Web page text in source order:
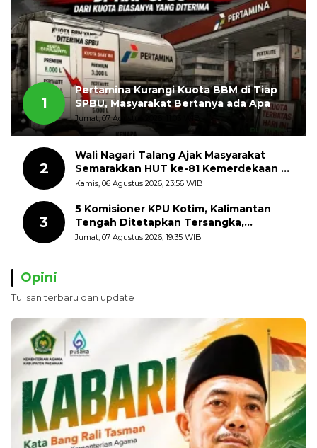
1
Pertamina Kurangi Kuota BBM di Tiap
SPBU, Masyarakat Bertanya ada Apa
Jumat, 07 Agustus 2026, 11:03 WIB
2
Wali Nagari Talang Ajak Masyarakat
Semarakkan HUT ke-81 Kemerdekaan RI
dengan Mengibarkan Bendera Merah
Kamis, 06 Agustus 2026, 23:56 WIB
3
5 Komisioner KPU Kotim, Kalimantan
Tengah Ditetapkan Tersangka,
Kerugian Negara ditaksir 10 Milyard
Jumat, 07 Agustus 2026, 19:35 WIB
Opini
Tulisan terbaru dan update